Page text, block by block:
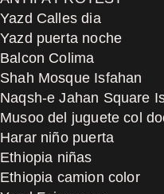
Yazd Calles dia
Yazd puerta noche
Balcon Colima
Shah Mosque Isfahan
Naqsh-e Jahan Square
Musoo del juguete col
Harar niño puerta
Ethiopia niñas
Ethiopia camion color